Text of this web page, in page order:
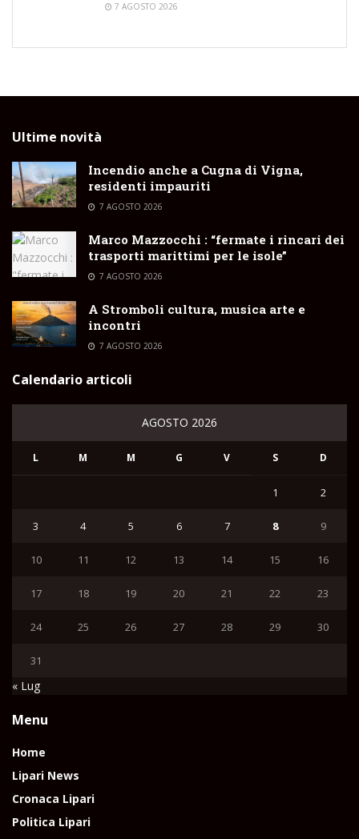
7 AGOSTO 2026
Ultime novità
Incendio anche a Cugna di Vigna,
residenti impauriti
7 AGOSTO 2026
Marco Mazzocchi : “fermate i rincari dei
trasporti marittimi per le isole”
7 AGOSTO 2026
A Stromboli cultura, musica arte e
incontri
7 AGOSTO 2026
Calendario articoli
AGOSTO 2026
L M M G V S D
1 2
3 4 5 6 7 8 9
10 11 12 13 14 15 16
17 18 19 20 21 22 23
24 25 26 27 28 29 30
31
« Lug
Menu
Home
Lipari News
Cronaca Lipari
Politica Lipari